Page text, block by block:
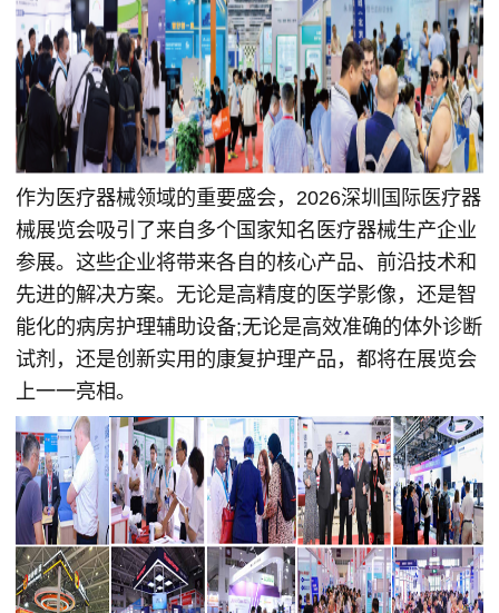
作为医疗器械领域的重要盛会，2026深圳国际医疗器
械展览会吸引了来自多个国家知名医疗器械生产企业
参展。这些企业将带来各自的核心产品、前沿技术和
先进的解决方案。无论是高精度的医学影像，还是智
能化的病房护理辅助设备;无论是高效准确的体外诊断
试剂，还是创新实用的康复护理产品，都将在展览会
上一一亮相。